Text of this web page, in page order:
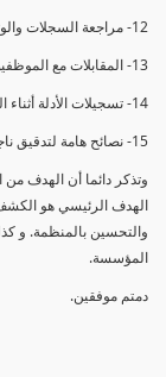
12- مراجعة السجلات والوثائق.
13- المقابلات مع الموظفين ومراقبة الانشطة والمرافق.
14- تسجيلات الأدلة أثناء التدقيق.
15- نصائح هامة لتدقيق ناجح.
وتذكر دائما أن الهدف
الهدف الرئيسي هو
والتحسين بالمنظمة. و
المؤسسة.
دمتم موفقين.